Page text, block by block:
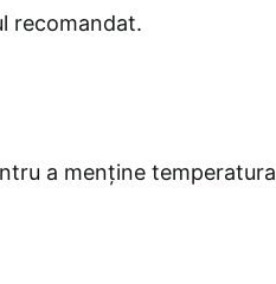
recomandat.
a menține temperatura